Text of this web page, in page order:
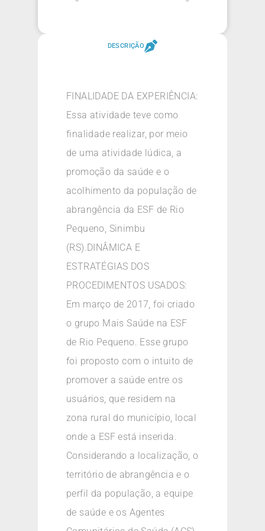
DESCRIÇÃO
FINALIDADE DA EXPERIÊNCIA:
Essa atividade teve como
finalidade realizar, por meio
de uma atividade lúdica, a
promoção da saúde e o
acolhimento da população de
abrangência da ESF de Rio
Pequeno, Sinimbu
(RS).DINÂMICA E
ESTRATÉGIAS DOS
PROCEDIMENTOS USADOS:
Em março de 2017, foi criado
o grupo Mais Saúde na ESF
de Rio Pequeno. Esse grupo
foi proposto com o intuito de
promover a saúde entre os
usuários, que residem na
zona rural do município, local
onde a ESF está inserida.
Considerando a localização, o
território de abrangência e o
perfil da população, a equipe
de saúde e os Agentes